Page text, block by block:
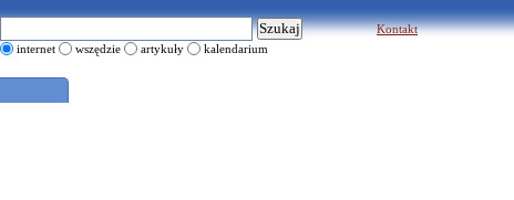
internet wszędzie artykuły kalendarium
Kontakt